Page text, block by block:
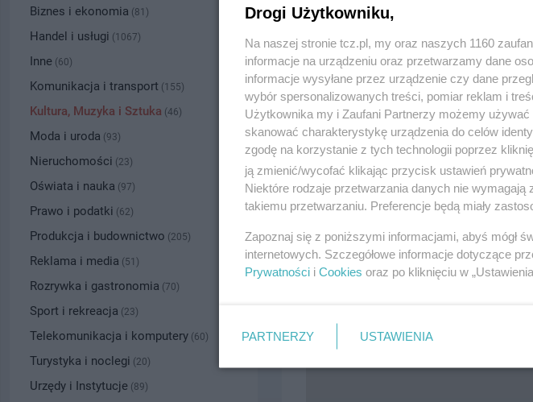
534013170
Kategoria: Kultura, Muzyka i Sztuka
Numer wpisu 3125, wyświetleń: 215
PRZYBLIŻONA LOKALIZACJA NA
Biznes i ekonomia (81)
Handel i usługi (1067)
Inne (60)
Komunikacja i transport (155)
Kultura, Muzyka i Sztuka (46)
Moda i uroda (93)
Nieruchomości (23)
Oświata i nauka (97)
Prawo i podatki (62)
Produkcja i budownictwo (205)
Reklama i media (51)
Rozrywka i gastronomia (70)
Sport i rekreacja (23)
Telekomunikacja i komputery (60)
Turystyka i noclegi (20)
Urzędy i Instytucje (89)
Drogi Użytkowniku,
Na naszej stronie tcz.pl, my oraz naszych 1160
informacje na urządzeniu oraz przetwarzamy dane
informacje wysyłane przez urządzenie czy dane
wybór spersonalizowanych treści, pomiar reklam i
Użytkownika my i Zaufani Partnerzy możemy
skanować charakterystykę urządzenia do celów
zgodę na korzystanie z tych technologii poprzez
ją zmienić/wycofać klikając przycisk ustawień
Niektóre rodzaje przetwarzania danych nie
takiemu przetwarzaniu. Preferencje będą miały
Zapoznaj się z poniższymi informacjami, abyś mógł
internetowych. Szczegółowe informacje dotyczące
Prywatności i Cookies oraz po kliknięciu w
PARTNERZY USTAWIENIA